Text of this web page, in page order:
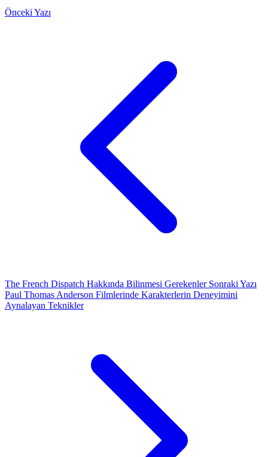
Önceki Yazı
The French Dispatch Hakkında Bilinmesi Gerekenler Sonraki Yazı
Paul Thomas Anderson Filmlerinde Karakterlerin Deneyimini
Aynalayan Teknikler